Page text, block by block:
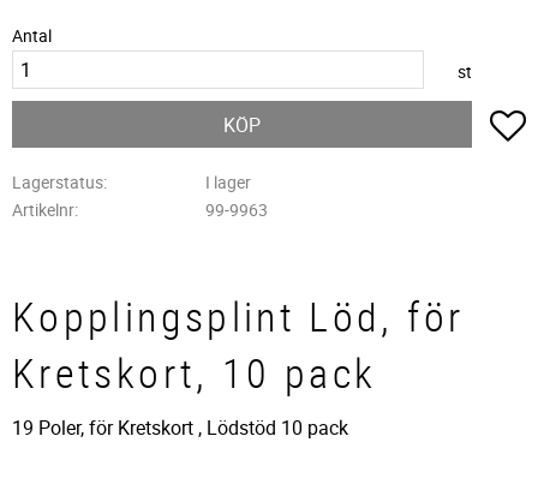
Antal
st
KÖP
Lagerstatus
I lager
Artikelnr
99-9963
Kopplingsplint Löd, för
Kretskort, 10 pack
19 Poler, för Kretskort , Lödstöd 10 pack